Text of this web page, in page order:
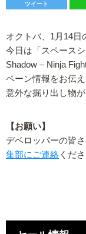
ツイート
オクトバ、1月14日
今日は「スペース
Shadow – Ninja
ペーン情報をお伝え
意外な掘り出し物
【お願い】
デベロッパーの皆
集部にご連絡 くだ